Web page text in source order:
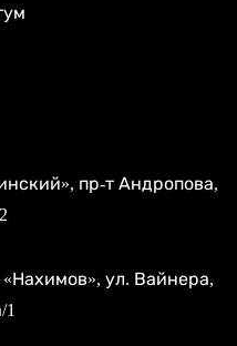
пр-т Андропова,
ул. Вайнера,
1